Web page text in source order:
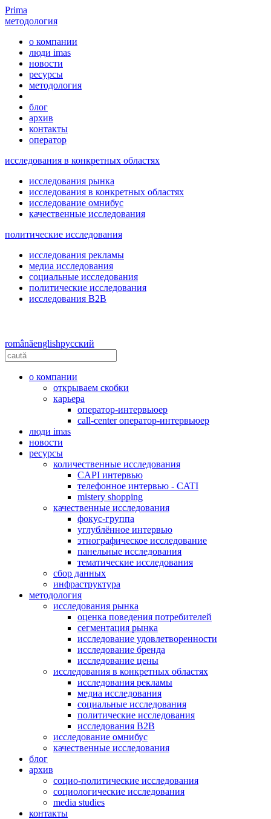
Prima
методология
o компании
люди imas
новости
ресурсы
методология
блог
архив
контакты
оператор
исследования в конкретных областях
исследования рынка
исследования в конкретных областях
исследование омнибус
качественные исследования
политические исследования
исследования рекламы
медиа исследования
социальные исследования
политические исследования
исследования B2B
românăenglishрусский
o компании
открываем скобки
карьера
oператор-интервьюер
сall-сenter оператор-интервьюер
люди imas
новости
ресурсы
количественные исследования
CAPI интервью
телефонное интервью - CATI
mistery shopping
качественные исследования
фокус-группа
углублённое интервью
этнографическое исследование
панельные исследования
тематические исследования
сбор данных
инфраструктура
методология
исследования рынка
oценка поведения потребителей
сегментация рынка
исследование удовлетворенности
исследование бренда
исследование цены
исследования в конкретных областях
исследования рекламы
медиа исследования
социальные исследования
политические исследования
исследования B2B
исследование омнибус
качественные исследования
блог
архив
социо-политические исследования
социологические исследования
media studies
контакты